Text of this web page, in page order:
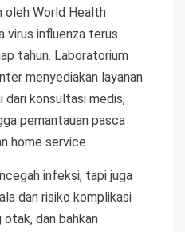
oleh World Health
virus influenza terus
tahun. Laboratorium
menyediakan layanan
dari konsultasi medis,
pemantauan pasca
home service.
infeksi, tapi juga
dan risiko komplikasi
dan bahkan